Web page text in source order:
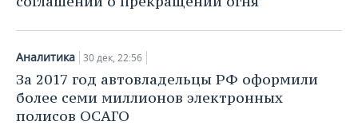
ДЕКЛАРАЦИИ О ДОХОДАХ
КОРОЛИ ГОСЗАКАЗА ПФО
ВУЗЫ ТАТАРСТАНА
КОМУ ПРИНАДЛЕЖАТ
НОВОСТИ ЭКОНОМИКИ
ФИНАНСЫ
БАНКИ
БЮДЖЕТ
НОВОСТИ
ПРОМЫШЛЕННОСТИ
АГРОПРОМ
НЕДВИЖИМОСТЬ
НОВОСТИ НЕДВИЖИМОСТИ
АВТО
НОВОСТИ АВТО
БИЗНЕС
Аналитика 30 дек, 22:56
За 2017 год автовладельцы РФ оформили
более семи миллионов электронных
полисов ОСАГО